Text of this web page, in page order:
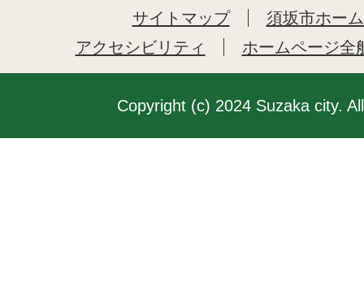
サイトマップ
須坂市ホー
アクセシビリティ
ホームページ全
Copyright (c) 2024 Suzaka city.